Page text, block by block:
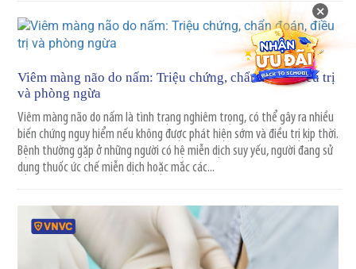
Viêm màng não do nấm: Triệu chứng, chẩn đoán, điều trị
và phòng ngừa
Viêm màng não do nấm là tình trạng nghiêm trọng, có thể gây ra nhiều
biến chứng nguy hiểm nếu không được phát hiện sớm và điều trị kịp thời.
Bệnh thường gặp ở những người có hệ miễn dịch suy yếu, người đang sử
dụng thuốc ức chế miễn dịch hoặc mắc các...
×